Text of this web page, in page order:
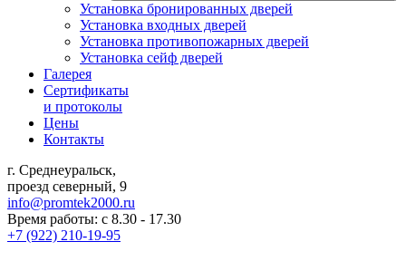
Установка бронированных дверей
Установка входных дверей
Установка противопожарных дверей
Установка сейф дверей
Галерея
Сертификаты
и протоколы
Цены
Контакты
г. Среднеуральск,
проезд северный, 9
info@promtek2000.ru
Время работы: с 8.30 - 17.30
+7 (922) 210-19-95